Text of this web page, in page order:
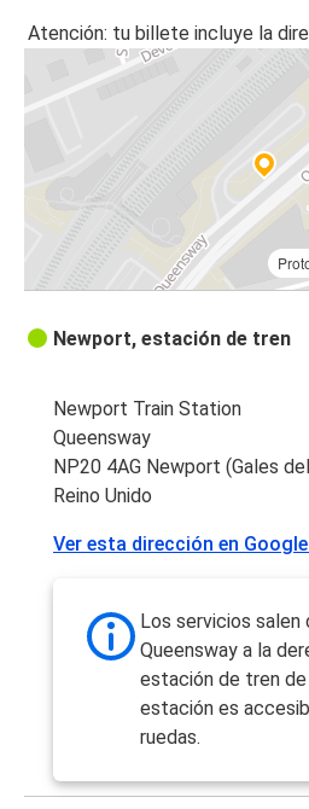
Atención: tu billete incluye la
Newport, estación de tren
Newport Train Station
Queensway
NP20 4AG Newport (Gales
Reino Unido
Ver esta dirección en
Los servicios salen
Queensway a la
estación de tren
estación es
ruedas.